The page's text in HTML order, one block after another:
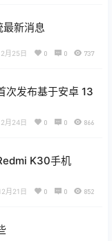
新消息
月25日 0 0 737
次发布基于安卓 13
月24日 0 0 866
K30手机
月21日 0 0 852